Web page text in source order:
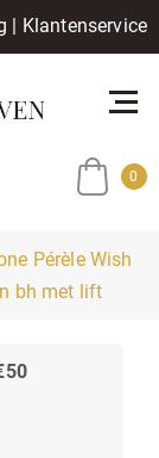
| Klantenservice
0
Pérèle Wish
bh met lift